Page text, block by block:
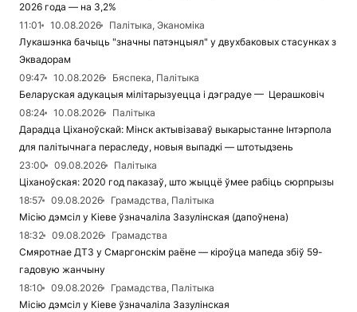
2026 года — на 3,2%
11:01
10.08.2026
Палітыка, Эканоміка
Лукашэнка бачыць "значны патэнцыял" у двухбаковых стасунках з
Эквадорам
09:47
10.08.2026
Бяспека, Палітыка
Беларуская адукацыя мілітарызуецца і дэградуе — Церашковіч
08:24
10.08.2026
Палітыка
Дарадца Ціханоўскай: Мінск актывізаваў выкарыстанне Інтэрпола
для палітычнага пераследу, новыя выпадкі — штотыдзень
23:00
09.08.2026
Палітыка
Ціханоўская: 2020 год паказаў, што жыццё ўмее рабіць сюрпрызы
18:57
09.08.2026
Грамадства, Палітыка
Місію дэмсіл у Кіеве ўзначаліла Зазулінская (дапоўнена)
18:32
09.08.2026
Грамадства
Смяротнае ДТЗ у Смаргонскім раёне — кіроўца мапеда збіў 59-
гадовую жанчыну
18:10
09.08.2026
Грамадства, Палітыка
Місію дэмсіл у Кіеве ўзначаліла Зазулінская